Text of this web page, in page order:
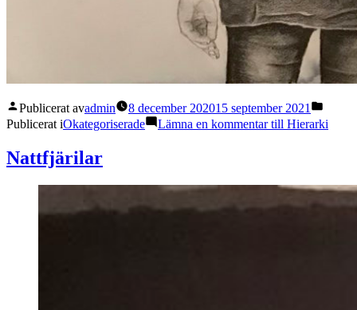
Publicerat avadmin 8 december 202015 september 2021
Publicerat iOkategoriserade Lämna en kommentartill Hierarki
Nattfjärilar